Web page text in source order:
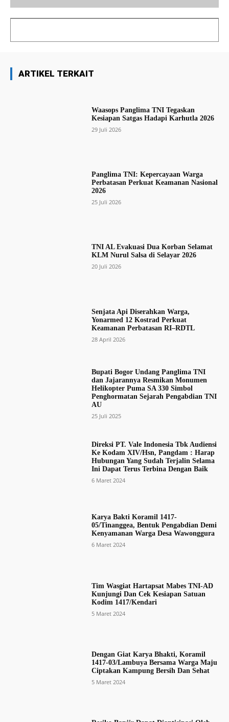
ARTIKEL TERKAIT
Waasops Panglima TNI Tegaskan
Kesiapan Satgas Hadapi Karhutla 2026
29 Juli 2026
Panglima TNI: Kepercayaan Warga
Perbatasan Perkuat Keamanan Nasional
2026
25 Juli 2026
TNI AL Evakuasi Dua Korban Selamat
KLM Nurul Salsa di Selayar 2026
20 Juli 2026
Senjata Api Diserahkan Warga,
Yonarmed 12 Kostrad Perkuat
Keamanan Perbatasan RI–RDTL
28 April 2026
Bupati Bogor Undang Panglima TNI
dan Jajarannya Resmikan Monumen
Helikopter Puma SA 330 Simbol
Penghormatan Sejarah Pengabdian TNI
AU
25 Juli 2025
Direksi PT. Vale Indonesia Tbk Audiensi
Ke Kodam XIV/Hsn, Pangdam : Harap
Hubungan Yang Sudah Terjalin Selama
Ini Dapat Terus Terbina Dengan Baik
6 Maret 2024
Karya Bakti Koramil 1417-
05/Tinanggea, Bentuk Pengabdian Demi
Kenyamanan Warga Desa Wawonggura
6 Maret 2024
Tim Wasgiat Hartapsat Mabes TNI-AD
Kunjungi Dan Cek Kesiapan Satuan
Kodim 1417/Kendari
5 Maret 2024
Dengan Giat Karya Bhakti, Koramil
1417-03/Lambuya Bersama Warga Maju
Ciptakan Kampung Bersih Dan Sehat
5 Maret 2024